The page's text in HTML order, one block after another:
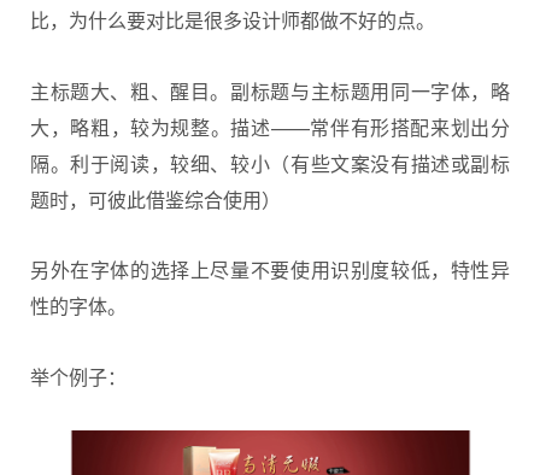
比，为什么要对比是很多设计师都做不好的点。
主标题大、粗、醒目。副标题与主标题用同一字体，略
大，略粗，较为规整。描述——常伴有形搭配来划出分
隔。利于阅读，较细、较小（有些文案没有描述或副标
题时，可彼此借鉴综合使用）
另外在字体的选择上尽量不要使用识别度较低，特性异
性的字体。
举个例子：